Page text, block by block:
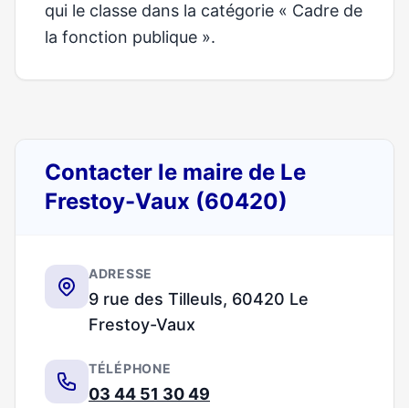
qui le classe dans la catégorie « Cadre de
la fonction publique ».
Contacter le maire de Le
Frestoy-Vaux (60420)
ADRESSE
9 rue des Tilleuls, 60420 Le
Frestoy-Vaux
TÉLÉPHONE
03 44 51 30 49